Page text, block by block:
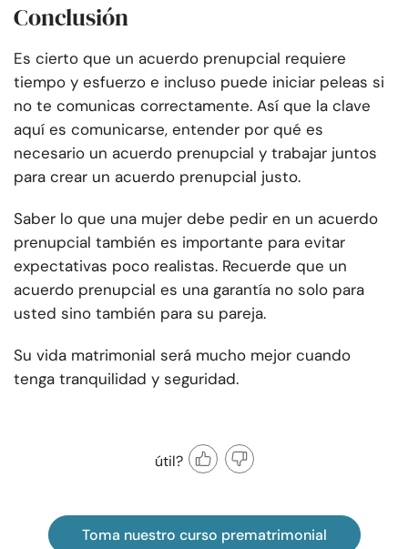
Conclusión
Es cierto que un acuerdo prenupcial requiere
tiempo y esfuerzo e incluso puede iniciar peleas si
no te comunicas correctamente. Así que la clave
aquí es comunicarse, entender por qué es
necesario un acuerdo prenupcial y trabajar juntos
para crear un acuerdo prenupcial justo.
Saber lo que una mujer debe pedir en un acuerdo
prenupcial también es importante para evitar
expectativas poco realistas. Recuerde que un
acuerdo prenupcial es una garantía no solo para
usted sino también para su pareja.
Su vida matrimonial será mucho mejor cuando
tenga tranquilidad y seguridad.
útil?
Toma nuestro curso prematrimonial